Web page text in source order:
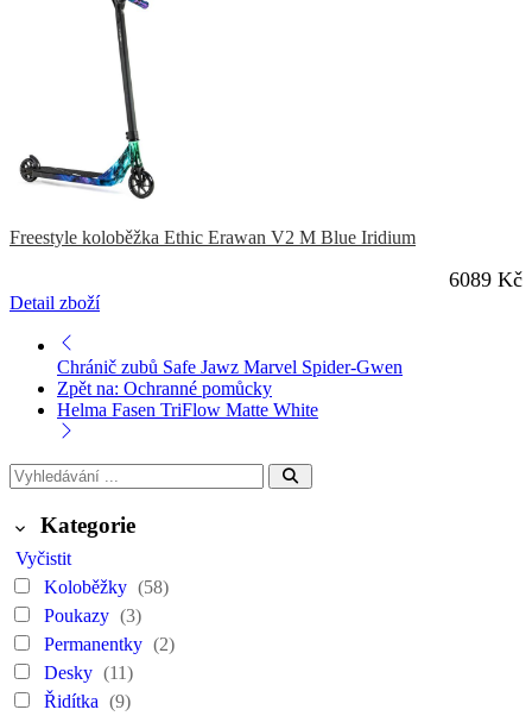
Freestyle koloběžka Ethic Erawan V2 M Blue Iridium
6089 Kč
Detail zboží
Chránič zubů Safe Jawz Marvel Spider-Gwen
Zpět na: Ochranné pomůcky
Helma Fasen TriFlow Matte White
Kategorie
Vyčistit
Koloběžky (58)
Poukazy (3)
Permanentky (2)
Desky (11)
Řidítka (9)